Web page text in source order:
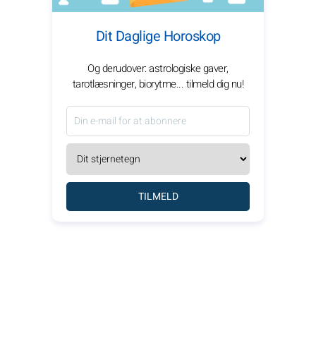
Dit Daglige Horoskop
Og derudover: astrologiske gaver,
tarotlæsninger, biorytme... tilmeld dig nu!
TILMELD